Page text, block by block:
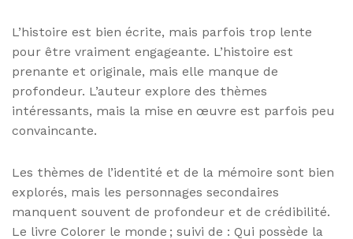
L’histoire est bien écrite, mais parfois trop lente
pour être vraiment engageante. L’histoire est
prenante et originale, mais elle manque de
profondeur. L’auteur explore des thèmes
intéressants, mais la mise en œuvre est parfois peu
convaincante.
Les thèmes de l’identité et de la mémoire sont bien
explorés, mais les personnages secondaires
manquent souvent de profondeur et de crédibilité.
Le livre Colorer le monde ; suivi de : Qui possède la